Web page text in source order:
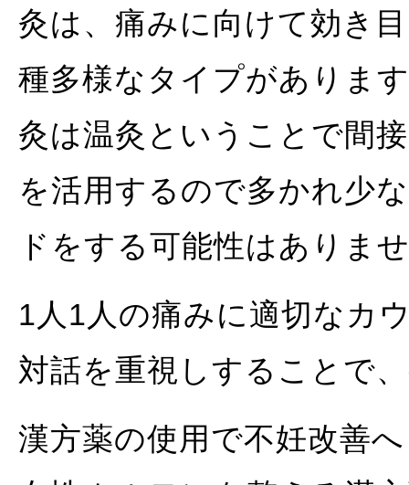
灸は、痛みに向けて効き
種多様なタイプがありま
灸は温灸ということで間
を活用するので多かれ少
ドをする可能性はありま
1人1人の痛みに適切なカ
対話を重視しすることで
漢方薬の使用で不妊改善